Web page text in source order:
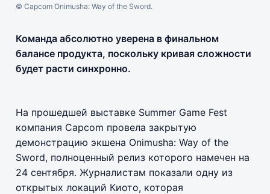
© Capcom Onimusha: Way of the Sword.
Команда абсолютно уверена в финальном
балансе продукта, поскольку кривая сложности
будет расти синхронно.
На прошедшей выставке Summer Game Fest
компания Capcom провела закрытую
демонстрацию экшена Onimusha: Way of the
Sword, полноценный релиз которого намечен на
24 сентября. Журналистам показали одну из
открытых локаций Киото, которая